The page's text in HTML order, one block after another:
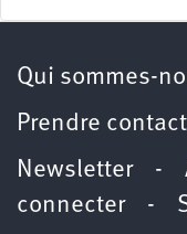
Qui sommes-
Prendre contact
Newsletter -
connecter-